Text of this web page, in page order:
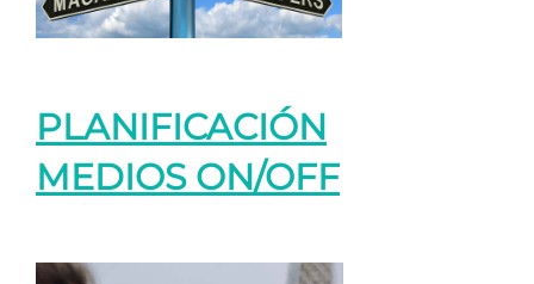
PLANIFICACIÓN
MEDIOS ON/OFF